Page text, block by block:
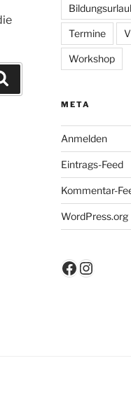
Termine
Workshop
META
Anmelden
Eintrags-Feed
Kommentar-
WordPress.org
Facebook